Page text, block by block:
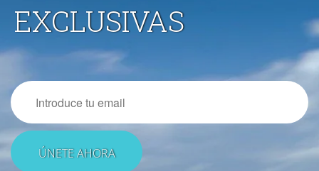
EXCLUSIVAS
Email